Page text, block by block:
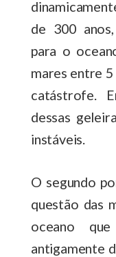
de 300
para o
mares entre 5
catástrofe.
dessas
instáveis.
O segundo
questão das
oceano
antigamente